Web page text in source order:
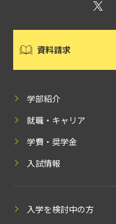
資料請求
学部紹介
就職・キャリア
学費・奨学金
入試情報
入学を検討中の方